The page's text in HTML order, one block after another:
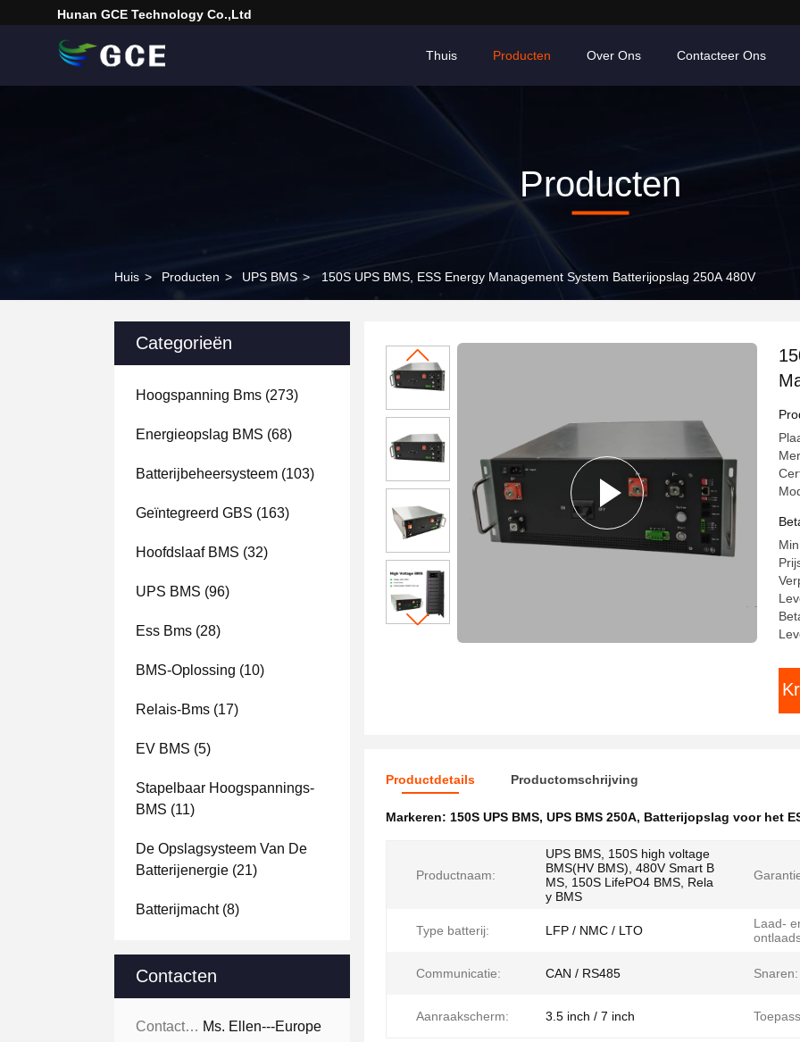
Hunan GCE Technology Co.,Ltd
Thuis Producten Over Ons Contacteer Ons
Producten
Huis > Producten > UPS BMS > 150S UPS BMS, ESS Energy Management System Batterijopslag 250A 480V
Categorieën
Hoogspanning Bms (273)
Energieopslag BMS (68)
Batterijbeheersysteem (103)
Geïntegreerd GBS (163)
Hoofdslaaf BMS (32)
UPS BMS (96)
Ess Bms (28)
BMS-Oplossing (10)
Relais-Bms (17)
EV BMS (5)
Stapelbaar Hoogspannings-
BMS (11)
De Opslagsysteem Van De
Batterijenergie (21)
Batterijmacht(8)
Contacten
Contacten: Ms. Ellen---Europe
Productdetails Productomschrijving
Markeren: 150S UPS BMS, UPS BMS 250A, Batterijopslag voor het
Productnaam:
UPS BMS, 150S high voltage
BMS(HV BMS), 480V Smart B
MS, 150S LifePO4 BMS, Rela
y BMS
Type batterij: LFP / NMC / LTO
Laad-
Communicatie: CAN / RS485 Snaren:
Aanraakscherm: 3.5 inch / 7 inch